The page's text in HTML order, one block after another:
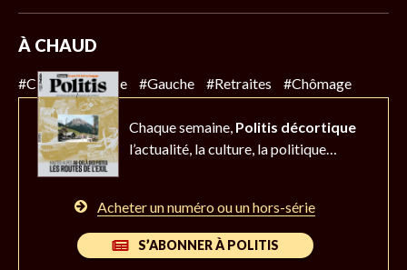
À CHAUD
#Climat #Police #Gauche #Retraites #Chômage
Chaque semaine, Politis décortique
l’actualité, la culture, la politique…
Acheter un numéro ou un hors-série
S’ABONNER À POLITIS